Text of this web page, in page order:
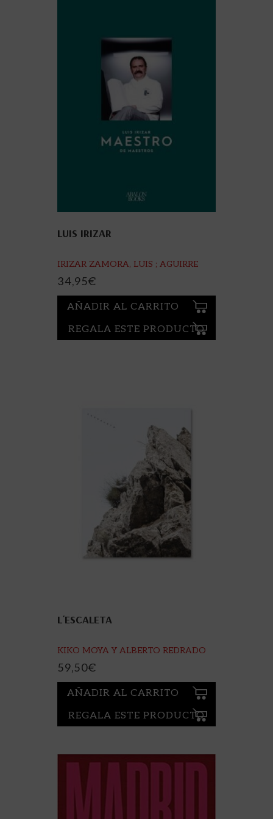
LUIS IRIZAR
IRIZAR ZAMORA, LUIS ; AGUIRRE
SORONDO, JUAN ; DE LAS ALAS
34,95€
AÑADIR AL CARRITO
REGALA ESTE PRODUCTO
L´ESCALETA
KIKO MOYA Y ALBERTO REDRADO
59,50€
AÑADIR AL CARRITO
REGALA ESTE PRODUCTO